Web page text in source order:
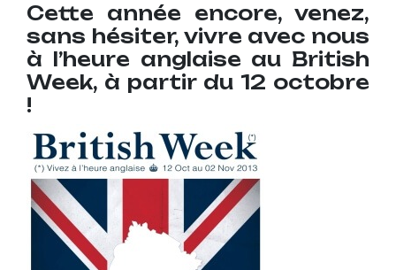
Cette année encore, venez,
sans hésiter, vivre avec nous
à l’heure anglaise au British
Week, à partir du 12 octobre
!